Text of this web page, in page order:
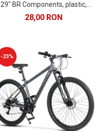
29" BR Components, plastic,
negre
28,00 RON
-23%